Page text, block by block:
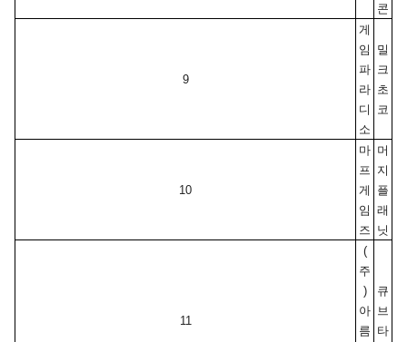
콘
9
게
임
파
라
디
소
밀
크
초
코
10
마
프
게
임
즈
머
지
플
래
닛
11
(
주
)
아
름
큐
브
타